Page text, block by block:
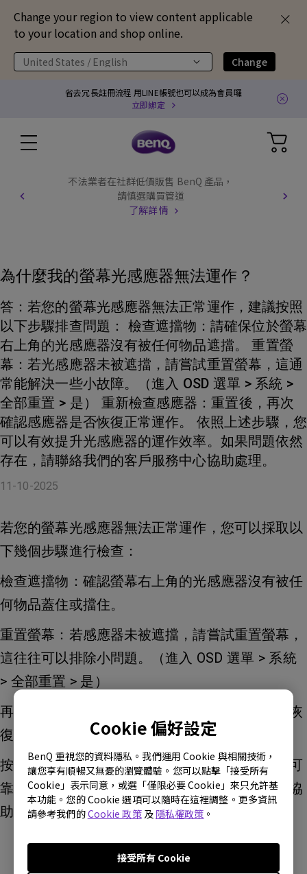
Change your region to view content applicable
to your location and shop online.
United States / English Change
Cookie 偏好設定
BenQ 重視您的資料隱私。我們運用 Cookie 與相關技術，
讓您享有順暢又無憂的瀏覽體驗。您可以點擊「接受所有
Cookie」表示同意，或選「僅限必要 Cookie」來只允許基
本功能。您的 Cookie 選項可以隨時在這裡調整。更多資訊
請參考我們的Cookie 政策及 隱私權政策 。
接受所有 Cookie
省去冗長註冊流程 用LINE帳號也可以成為會員囉
立即綁定
不法業者在社群低價販售 BenQ 產品，
請慎選購買管道
了解詳情
為什麼我的螢幕光感應器無法運作？
答：若您的螢幕光感應器無法正常運作，建議按照
以下步驟排查問題： 檢查遮擋物：請確保位於螢幕
右上角的光感應器沒有被任何物品遮擋。 重置螢
幕：若光感應器未被遮擋，請嘗試重置螢幕，這通
常能解決一些小故障。（進入 OSD 選單 > 系統 >
全部重置 > 是） 重新檢查感應器：重置後，再次
確認感應器是否恢復正常運作。 依照上述步驟，您
可以有效提升光感應器的運作效率。如果問題依然
存在，請聯絡我們的客戶服務中心協助處理。
11-10-2025
若您的螢幕光感應器無法正常運作，您可以採取以
下幾個步驟進行檢查：
檢查遮擋物：確認螢幕右上角的光感應器沒有被任
何物品蓋住或擋住。
重置螢幕：若感應器未被遮擋，請嘗試重置螢幕，
這往往可以排除小問題。（進入 OSD 選單 > 系統
> 全部重置 > 是）
再次檢查感應器：重置後，請確認光感應器是否恢
復正常功能。
按照這些步驟操作，可大幅提升螢幕光感應器的可
靠度。如仍有疑問，請直接聯絡我們的客服團隊協
助。